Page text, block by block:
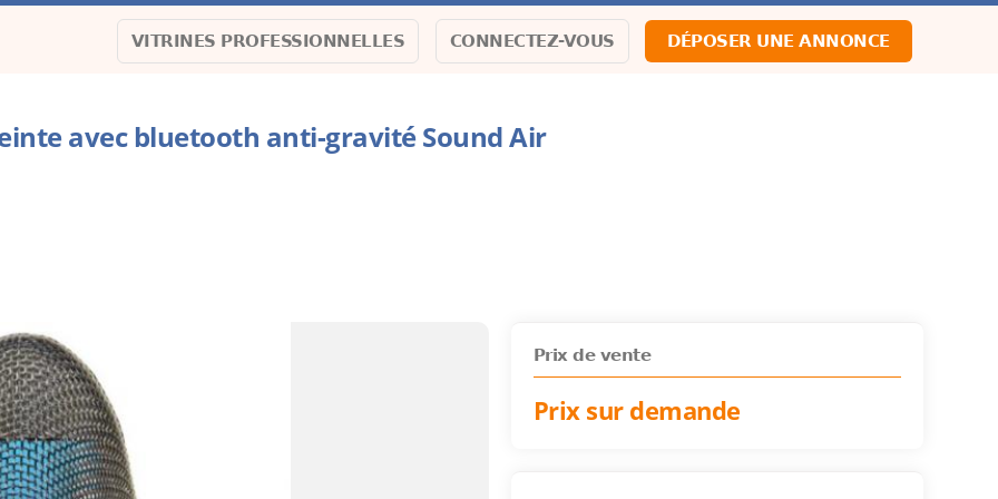
VITRINES PROFESSIONNELLES CONNECTEZ-VOUS DÉPOSER UNE ANNONCE
avec bluetooth anti-gravité Sound Air
Prix de vente
Prix sur demande